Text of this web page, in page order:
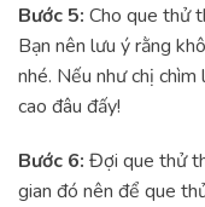
Bước 5: Cho que thử
Bạn nên lưu ý rằng
nhé. Nếu như chị
cao đâu đấy!
Bước 6: Đợi que thử
gian đó nên để que